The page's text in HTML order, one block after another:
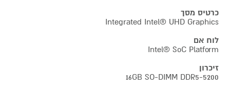
כרטיס מסך
Integrated Intel® UHD Graphics
לוח אם
Intel® SoC Platform
זיכרון
16GB SO-DIMM DDR5-5200